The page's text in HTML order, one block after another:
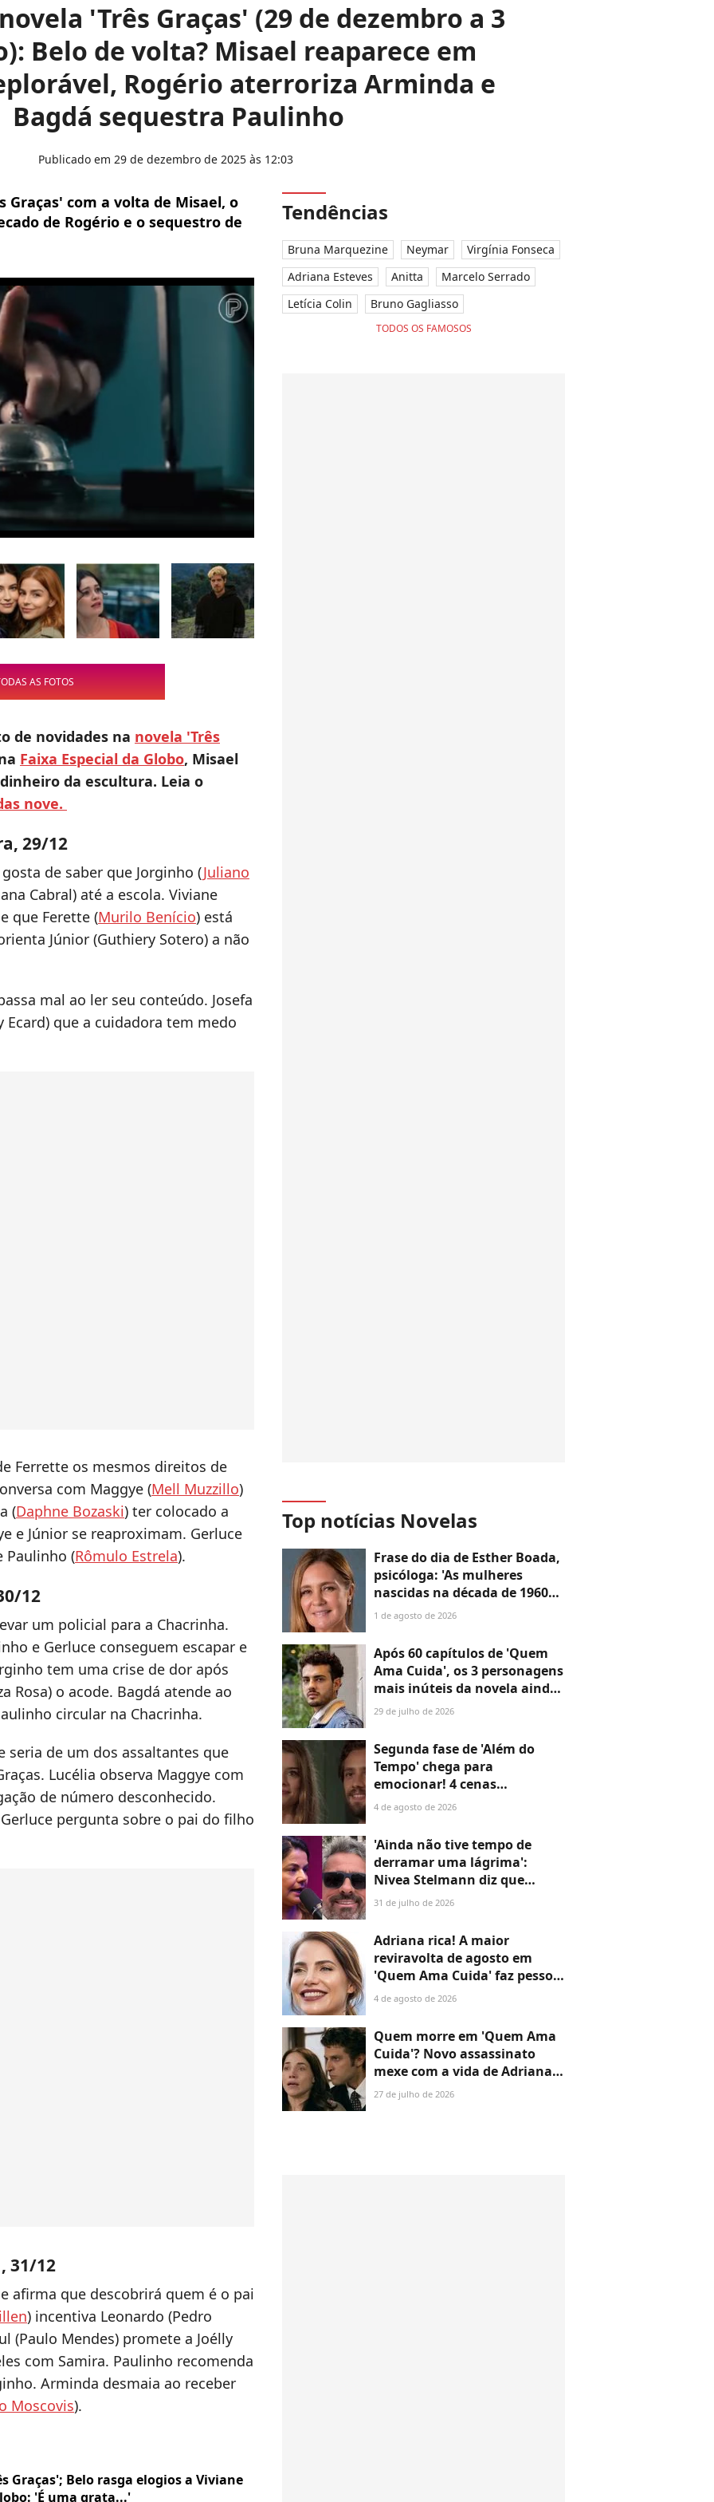
'Três Graças' (29 de dezembro a 3
Belo de volta? Misael reaparece em
Rogério aterroriza Arminda e
Bagdá sequestra Paulinho
Publicado em 29 de dezembro de 2025 às 12:03
Graças' com a volta de Misael, o
de Rogério e o sequestro de
AS FOTOS
de novidades na novela 'Três
Faixa Especial da Globo, Misael
da escultura. Leia o
nove.
29/12
de saber que Jorginho (Juliano
Cabral) até a escola. Viviane
que Ferette (Murilo Benício) está
Júnior (Guthiery Sotero) a não
mal ao ler seu conteúdo. Josefa
Ecard) que a cuidadora tem medo
Ferrette os mesmos direitos de
com Maggye (Mell Muzzillo)
(Daphne Bozaski) ter colocado a
e Júnior se reaproximam. Gerluce
Paulinho (Rômulo Estrela).
12
um policial para a Chacrinha.
e Gerluce conseguem escapar e
tem uma crise de dor após
Rosa) o acode. Bagdá atende ao
circular na Chacrinha.
de um dos assaltantes que
Lucélia observa Maggye com
de número desconhecido.
pergunta sobre o pai do filho
31/12
afirma que descobrirá quem é o pai
) incentiva Leonardo (Pedro
(Paulo Mendes) promete a Joélly
com Samira. Paulinho recomenda
Arminda desmaia ao receber
Moscovis).
Graças'; Belo rasga elogios a Viviane
'É uma grata...'
Tendências
Bruna Marquezine Neymar
Virgínia Fonseca
Adriana Esteves
Anitta
Marcelo Serrado
Letícia Colin
Bruno Gagliasso
TODOS OS FAMOSOS
Top notícias Novelas
Frase do dia de Esther Boada,
psicóloga: 'As mulheres
nascidas na década de 1960
cresceram com a ideia de que
tudo, porque era isso que a
sociedade exigia'
1 de agosto de 2026
Após 60 capítulos de 'Quem
Ama Cuida', os 3 personagens
mais inúteis da novela ainda
não disseram a que vieram —
desperdício
29 de julho de 2026
Segunda fase de 'Além do
Tempo' chega para
emocionar! 4 cenas
marcantes do primeiro
não perde o fôlego
4 de agosto de 2026
'Ainda não tive tempo de
derramar uma lágrima':
Nivea Stelmann diz que
marido 'resolveu ir embora'
31 de julho de 2026
Adriana rica! A maior
reviravolta de agosto em
'Quem Ama Cuida' faz pessoa
mais inesperada colocar
Arthur
4 de agosto de 2026
Quem morre em 'Quem Ama
Cuida'? Novo assassinato
mexe com a vida de Adriana e
deixa Pedro de queixo caído
27 de julho de 2026